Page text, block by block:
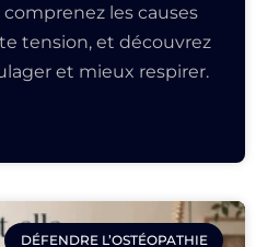
les causes
tension, et découvrez
et mieux respirer.
DÉFENDRE L’OSTÉOPATHIE